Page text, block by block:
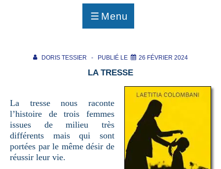
Menu
MENU
DORIS TESSIER PUBLIÉ LE 26 FÉVRIER 2024
LA TRESSE
La tresse nous raconte
l’histoire de trois femmes
issues de milieu très
différents mais qui sont
portées par le même désir de
réussir leur vie.